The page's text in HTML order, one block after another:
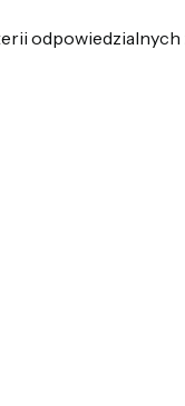
odpowiedzialnych